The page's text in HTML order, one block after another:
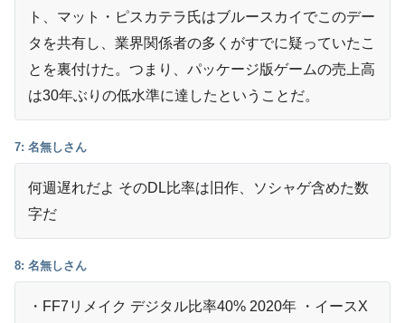
ト、マット・ピスカテラ氏はブルースカイでこのデー
タを共有し、業界関係者の多くがすでに疑っていたこ
とを裏付けた。つまり、パッケージ版ゲームの売上高
は30年ぶりの低水準に達したということだ。
7: 名無しさん
何週遅れだよ そのDL比率は旧作、ソシャゲ含めた数
字だ
8: 名無しさん
・FF7リメイク デジタル比率40% 2020年 ・イースX